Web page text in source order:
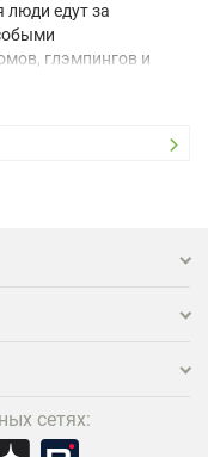
люди едут за
глэмпингов и
и
в соцсетях,
сетях: